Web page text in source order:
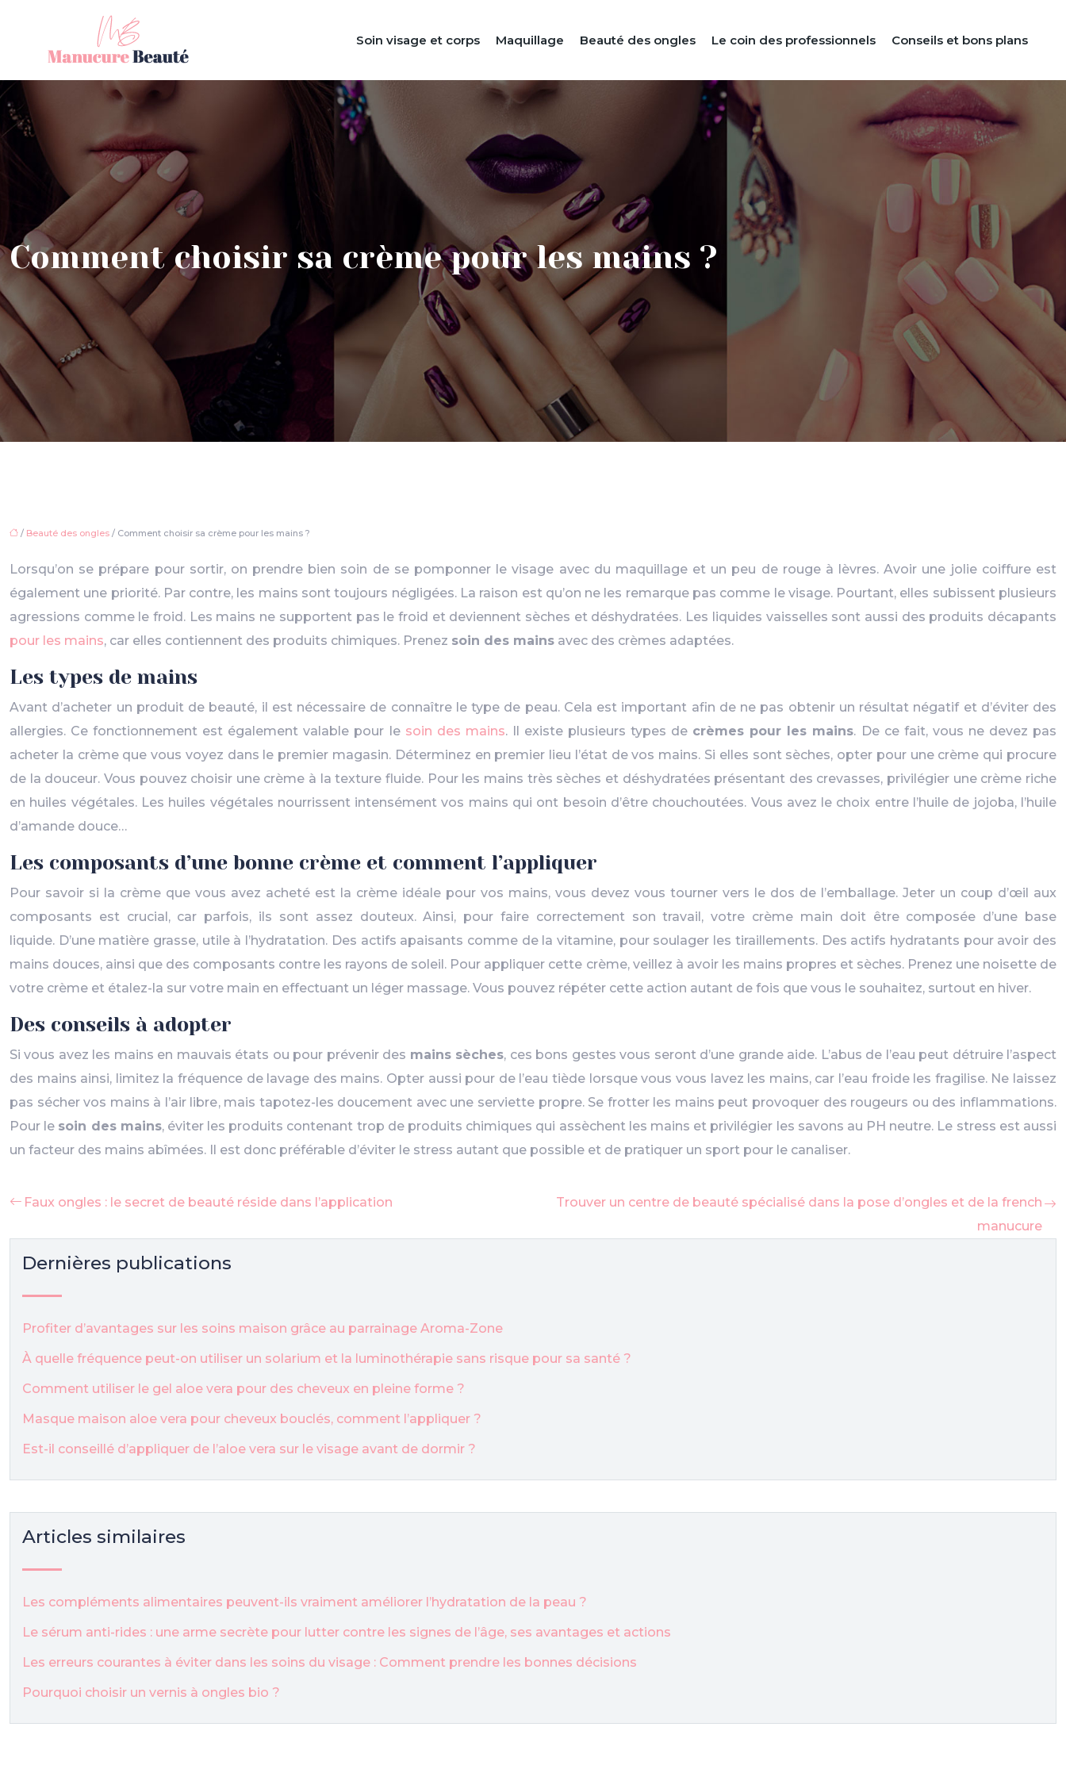
Soin visage et corps Maquillage Beauté des ongles Le coin des professionnels Conseils et bons plans
Comment choisir sa crème pour les mains ?
/ Beauté des ongles / Comment choisir sa crème pour les mains ?
Lorsqu’on se prépare pour sortir, on prendre bien soin de se pomponner le visage avec du maquillage et un peu de rouge à lèvres. Avoir une jolie coiffure est
également une priorité. Par contre, les mains sont toujours négligées. La raison est qu’on ne les remarque pas comme le visage. Pourtant, elles subissent plusieurs
agressions comme le froid. Les mains ne supportent pas le froid et deviennent sèches et déshydratées. Les liquides vaisselles sont aussi des produits décapants
pour les mains, car elles contiennent des produits chimiques. Prenez soin des mains avec des crèmes adaptées.
Les types de mains
Avant d’acheter un produit de beauté, il est nécessaire de connaître le type de peau. Cela est important afin de ne pas obtenir un résultat négatif et d’éviter des
allergies. Ce fonctionnement est également valable pour le soin des mains. Il existe plusieurs types de crèmes pour les mains. De ce fait, vous ne devez pas
acheter la crème que vous voyez dans le premier magasin. Déterminez en premier lieu l’état de vos mains. Si elles sont sèches, opter pour une crème qui procure
de la douceur. Vous pouvez choisir une crème à la texture fluide. Pour les mains très sèches et déshydratées présentant des crevasses, privilégier une crème riche
en huiles végétales. Les huiles végétales nourrissent intensément vos mains qui ont besoin d’être chouchoutées. Vous avez le choix entre l’huile de jojoba, l’huile
d’amande douce…
Les composants d’une bonne crème et comment l’appliquer
Pour savoir si la crème que vous avez acheté est la crème idéale pour vos mains, vous devez vous tourner vers le dos de l’emballage. Jeter un coup d’œil aux
composants est crucial, car parfois, ils sont assez douteux. Ainsi, pour faire correctement son travail, votre crème main doit être composée d’une base
liquide. D’une matière grasse, utile à l’hydratation. Des actifs apaisants comme de la vitamine, pour soulager les tiraillements. Des actifs hydratants pour avoir des
mains douces, ainsi que des composants contre les rayons de soleil. Pour appliquer cette crème, veillez à avoir les mains propres et sèches. Prenez une noisette de
votre crème et étalez-la sur votre main en effectuant un léger massage. Vous pouvez répéter cette action autant de fois que vous le souhaitez, surtout en hiver.
Des conseils à adopter
Si vous avez les mains en mauvais états ou pour prévenir des mains sèches, ces bons gestes vous seront d’une grande aide. L’abus de l’eau peut détruire l’aspect
des mains ainsi, limitez la fréquence de lavage des mains. Opter aussi pour de l’eau tiède lorsque vous vous lavez les mains, car l’eau froide les fragilise. Ne laissez
pas sécher vos mains à l’air libre, mais tapotez-les doucement avec une serviette propre. Se frotter les mains peut provoquer des rougeurs ou des inflammations.
Pour le soin des mains, éviter les produits contenant trop de produits chimiques qui assèchent les mains et privilégier les savons au PH neutre. Le stress est aussi
un facteur des mains abîmées. Il est donc préférable d’éviter le stress autant que possible et de pratiquer un sport pour le canaliser.
Faux ongles : le secret de beauté réside dans l’application
Trouver un centre de beauté spécialisé dans la pose d’ongles et de la french
manucure
Dernières publications
Profiter d’avantages sur les soins maison grâce au parrainage Aroma-Zone
À quelle fréquence peut-on utiliser un solarium et la luminothérapie sans risque pour sa santé ?
Comment utiliser le gel aloe vera pour des cheveux en pleine forme ?
Masque maison aloe vera pour cheveux bouclés, comment l’appliquer ?
Est-il conseillé d’appliquer de l’aloe vera sur le visage avant de dormir ?
Articles similaires
Les compléments alimentaires peuvent-ils vraiment améliorer l’hydratation de la peau ?
Le sérum anti-rides : une arme secrète pour lutter contre les signes de l’âge, ses avantages et actions
Les erreurs courantes à éviter dans les soins du visage : Comment prendre les bonnes décisions
Pourquoi choisir un vernis à ongles bio ?